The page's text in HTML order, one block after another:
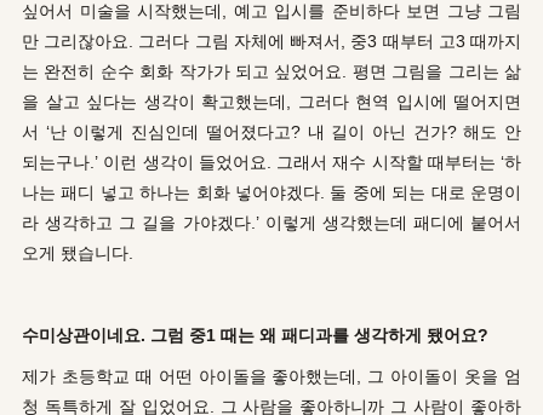
싶어서 미술을 시작했는데, 예고 입시를 준비하다 보면 그냥 그림
만 그리잖아요. 그러다 그림 자체에 빠져서, 중3 때부터 고3 때까지
는 완전히 순수 회화 작가가 되고 싶었어요. 평면 그림을 그리는 삶
을 살고 싶다는 생각이 확고했는데, 그러다 현역 입시에 떨어지면
서 ‘난 이렇게 진심인데 떨어졌다고? 내 길이 아닌 건가? 해도 안
되는구나.’ 이런 생각이 들었어요. 그래서 재수 시작할 때부터는 ‘하
나는 패디 넣고 하나는 회화 넣어야겠다. 둘 중에 되는 대로 운명이
라 생각하고 그 길을 가야겠다.’ 이렇게 생각했는데 패디에 붙어서
오게 됐습니다.
수미상관이네요. 그럼 중1 때는 왜 패디과를 생각하게 됐어요?
제가 초등학교 때 어떤 아이돌을 좋아했는데, 그 아이돌이 옷을 엄
청 독특하게 잘 입었어요. 그 사람을 좋아하니까 그 사람이 좋아하